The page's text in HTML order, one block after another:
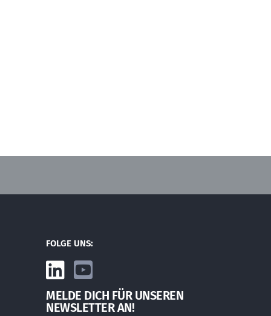
FOLGE UNS:
MELDE DICH FÜR UNSEREN
NEWSLETTER AN!